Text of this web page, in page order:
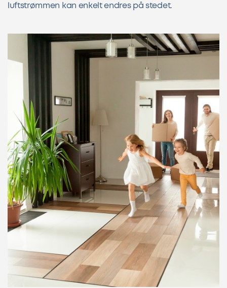
luftstrømmen kan enkelt endres på stedet.